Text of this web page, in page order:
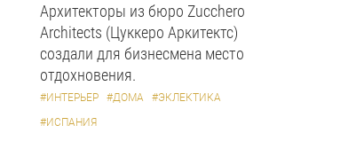
Архитекторы из бюро Zucchero
Architects (Цуккеро Аркитектс)
создали для бизнесмена место
отдохновения.
#ИНТЕРЬЕР #ДОМА
#ЭКЛЕКТИКА
#ИСПАНИЯ